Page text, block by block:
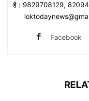
है। 9829708129,
Facebook